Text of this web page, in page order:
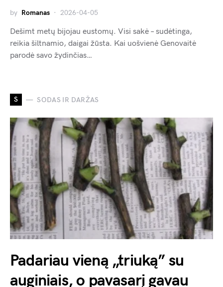
by Romanas 2026-04-05
Dešimt metų bijojau eustomų. Visi sakė – sudėtinga,
reikia šiltnamio, daigai žūsta. Kai uošvienė Genovaitė
parodė savo žydinčias…
S SODAS IR DARŽAS
Padariau vieną „triuką” su
auginiais, o pavasarį gavau